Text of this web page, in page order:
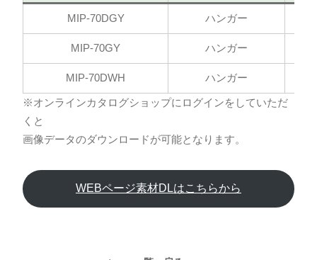
MIP-70DGY ハンガー
MIP-70GY ハンガー
MIP-70DWH ハンガー
※オンラインカタログショップにログインをしていただ
くと
画像データのダウンロードが可能となります。
WEBページ素材DLはこちらから